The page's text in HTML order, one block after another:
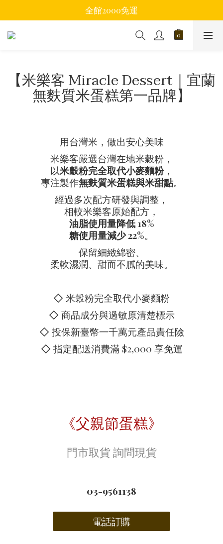
全館2000免運
【米樂客 Miracle Dessert｜宜蘭
無麩質米蛋糕第一品牌】
用台灣米，做出安心美味
米樂客嚴選台灣在地米穀粉，
以米穀粉完全取代小麥麵粉，
專注製作無麩質米蛋糕與米甜點。
經過多次配方研發與調整，
相較米樂客原始配方，
油脂使用量降低 18%
糖使用量減少 22%。
保留細緻綿密、
柔軟濕潤、甜而不膩的美味。
◇ 米穀粉完全取代小麥麵粉
◇ 商品成分與過敏原清楚標示
◇ 投保新臺幣一千萬元產品責任險
◇ 指定配送消費滿 $2,000 享免運
《父親節蛋糕》
門市取貨 詢問現貨
03-9561138
電話訂購